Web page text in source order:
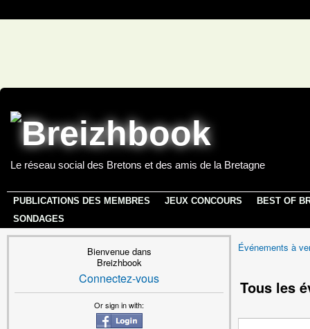
Le réseau social des Bretons et des amis de la Bretagne
PUBLICATIONS DES MEMBRES JEUX CONCOURS
BEST OF
SONDAGES
Bienvenue dans
Breizhbook
Connectez-vous
Or sign in with:
Événements à
Tous les